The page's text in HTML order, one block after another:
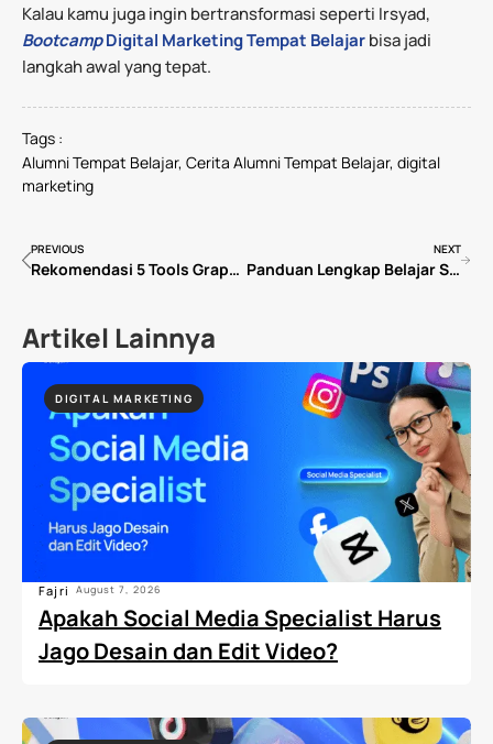
Kalau kamu juga ingin bertransformasi seperti Irsyad,
BootcampDigital MarketingTempat Belajarbisa jadi
langkah awal yang tepat.
Tags :
Alumni Tempat Belajar, Cerita Alumni Tempat Belajar, digital
marketing
PREVIOUS
Rekomendasi 5 Tools Graphic Design Terbaik untuk Pemula & Profesional
NEXT
Panduan Lengkap Belajar SEO & Social Media Marketing untuk Pemula!
Artikel Lainnya
DIGITAL MARKETING
Fajri August 7, 2026
Apakah Social Media Specialist Harus
Jago Desain dan Edit Video?